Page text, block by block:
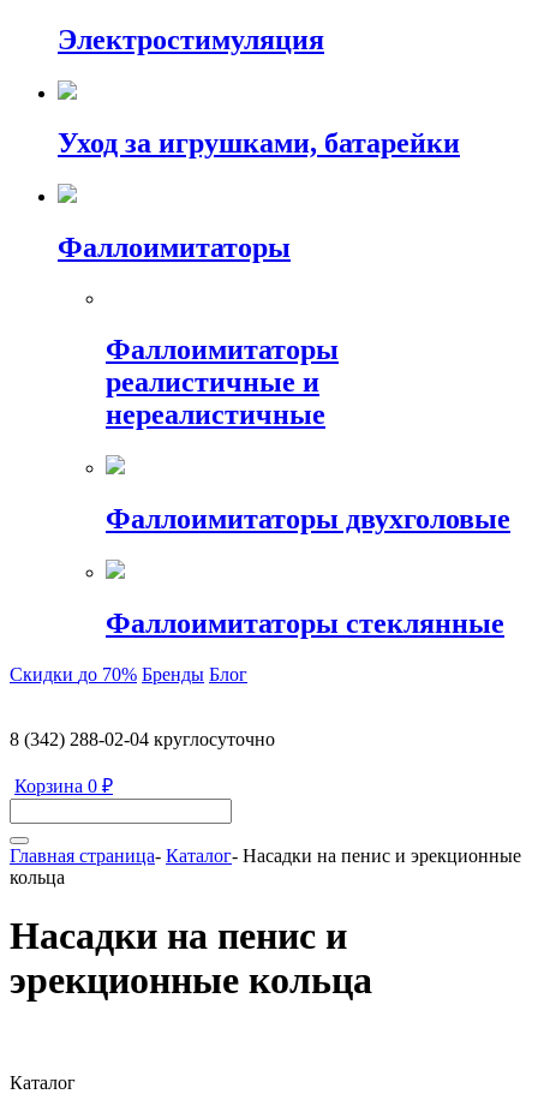
Электростимуляция
Уход за игрушками, батарейки
Фаллоимитаторы
Фаллоимитаторы
реалистичные и
нереалистичные
Фаллоимитаторы двухголовые
Фаллоимитаторы стеклянные
Скидки до 70% Бренды Блог
8 (342) 288-02-04 круглосуточно
Корзина 0 ₽
Главная страница- Каталог- Насадки на пенис и эрекционные
кольца
Насадки на пенис и
эрекционные кольца
Каталог